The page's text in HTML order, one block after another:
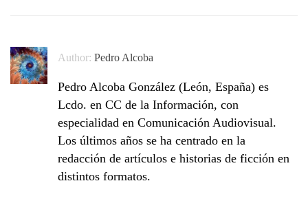
Author:Pedro Alcoba
Pedro Alcoba González (León, España) es
Lcdo. en CC de la Información, con
especialidad en Comunicación Audiovisual.
Los últimos años se ha centrado en la
redacción de artículos e historias de ficción en
distintos formatos.